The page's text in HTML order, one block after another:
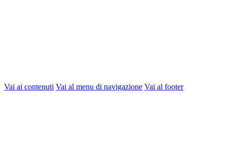
Vai ai contenuti Vai al menu di navigazione Vai al footer